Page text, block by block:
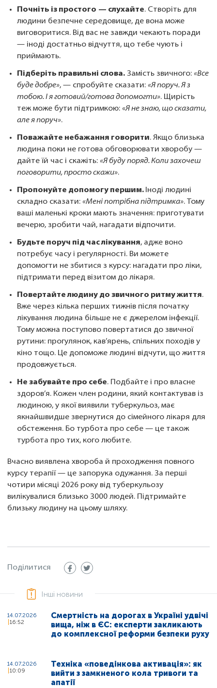
Почніть із простого — слухайте. Створіть для
людини безпечне середовище, де вона може
виговоритися. Від вас не завжди чекають поради
— іноді достатньо відчуття, що тебе чують і
приймають.
Підберіть правильні слова. Замість звичного: «Все
буде добре», — спробуйте сказати: «Я поруч. Я з
тобою. І я готовий/готова допомогти». Щирість
теж може бути підтримкою: «Я не знаю, що сказати,
але я поруч».
Поважайте небажання говорити. Якщо близька
людина поки не готова обговорювати хворобу —
дайте їй час і скажіть: «Я буду поряд. Коли захочеш
поговорити, просто скажи».
Пропонуйте допомогу першим. Іноді людині
складно сказати: «Мені потрібна підтримка». Тому
ваші маленькі кроки мають значення: приготувати
вечерю, зробити чай, нагадати відпочити.
Будьте поруч під час лікування, адже воно
потребує часу і регулярності. Ви можете
допомогти не збитися з курсу: нагадати про ліки,
підтримати перед візитом до лікаря.
Повертайте людину до звичного ритму життя.
Вже через кілька перших тижнів після початку
лікування людина більше не є джерелом інфекції.
Тому можна поступово повертатися до звичної
рутини: прогулянок, кав’ярень, спільних походів у
кіно тощо. Це допоможе людині відчути, що життя
продовжується.
Не забувайте про себе. Подбайте і про власне
здоров’я. Кожен член родини, який контактував із
людиною, у якої виявили туберкульоз, має
якнайшвидше звернутися до сімейного лікаря для
обстеження. Бо турбота про себе — це також
турбота про тих, кого любите.
Вчасно виявлена хвороба й проходження повного
курсу терапії — це запорука одужання. За перші
чотири місяці 2026 року від туберкульозу
вилікувалися близько 3000 людей. Підтримайте
близьку людину на цьому шляху.
Поділитися
Інші новини
14.07.2026
16:52
Смертність на дорогах в Україні удвічі
вища, ніж в ЄС: експерти закликають
до комплексної реформи безпеки руху
14.07.2026
10:09
Техніка «поведінкова активація»: як
вийти з замкненого кола тривоги та
апатії